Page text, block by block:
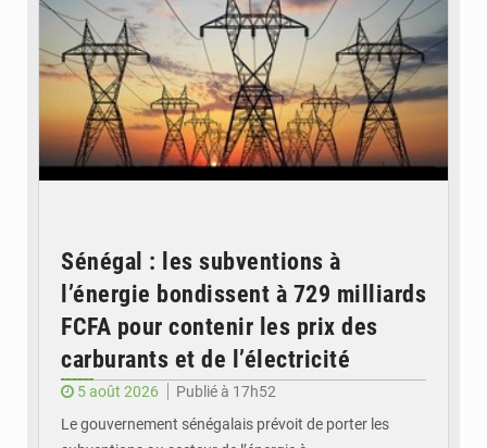
Sénégal : les subventions à
l’énergie bondissent à 729 milliards
FCFA pour contenir les prix des
carburants et de l’électricité
5 août 2026
Publié à 17h52
Le gouvernement sénégalais prévoit de porter les